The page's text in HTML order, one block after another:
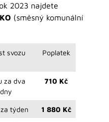
2023 najdete
(směsný komunální
svozu Poplatek
za dva
710 Kč
týden 1 880 Kč